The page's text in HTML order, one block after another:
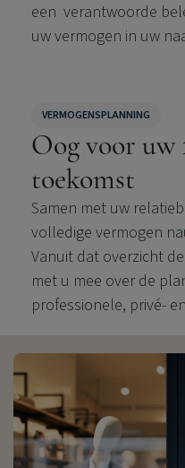
een verantwoorde
uw vermogen in uw
VERMOGENSPLANNING
Oog voor
toekomst
Samen met uw
volledige vermogen
Vanuit dat overzicht
met u mee over de
professionele, privé-